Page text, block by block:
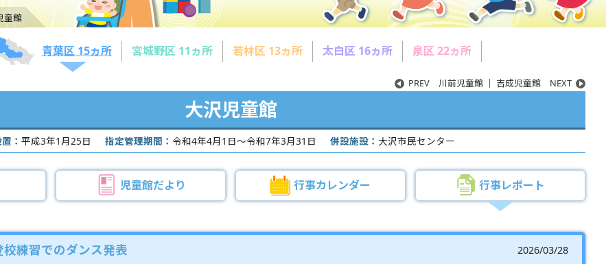
童館
青葉区 15ヵ所 宮城野区 11ヵ所 若林区 13ヵ所 太白区 16ヵ所 泉区 22ヵ所
PREV 川前児童館 ｜ 吉成児童館 NEXT
大沢児童館
： 平成3年1月25日 指定管理期間： 令和4年4月1日～令和7年3月31日 併設施設： 大沢市民センター
児童館だより 行事カレンダー 行事レポート
練習でのダンス発表 2026/03/28